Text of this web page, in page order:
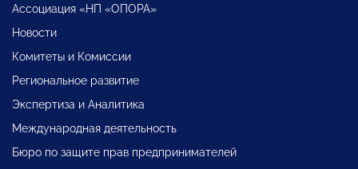
Ассоциация «НП «ОПОРА»
Новости
Комитеты и Комиссии
Региональное развитие
Экспертиза и Аналитика
Международная деятельность
Бюро по защите прав предпринимателей